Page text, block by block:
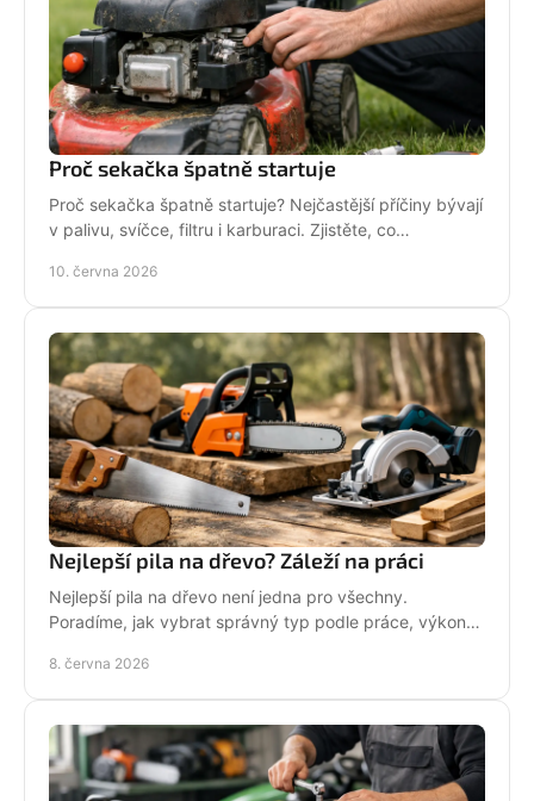
Proč sekačka špatně startuje
Proč sekačka špatně startuje? Nejčastější příčiny bývají
v palivu, svíčce, filtru i karburaci. Zjistěte, co
10. června 2026
Nejlepší pila na dřevo? Záleží na práci
Nejlepší pila na dřevo není jedna pro všechny.
Poradíme, jak vybrat správný typ podle práce, výkonu,
8. června 2026